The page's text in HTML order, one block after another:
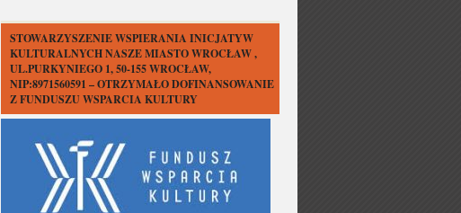
STOWARZYSZENIE WSPIERANIA INICJATYW
KULTURALNYCH NASZE MIASTO WROCŁAW ,
UL.PURKYNIEGO 1, 50-155 WROCŁAW,
NIP:8971560591 – OTRZYMAŁO DOFINANSOWANIE
Z FUNDUSZU WSPARCIA KULTURY